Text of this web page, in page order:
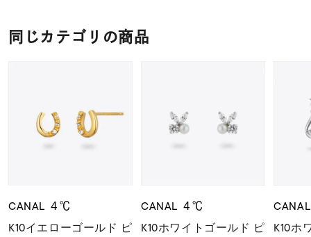
同じカテゴリの商品
CANAL ４℃
K10イエローゴールド ピ
CANAL ４℃
K10ホワイトゴールド ピ
K10ホ